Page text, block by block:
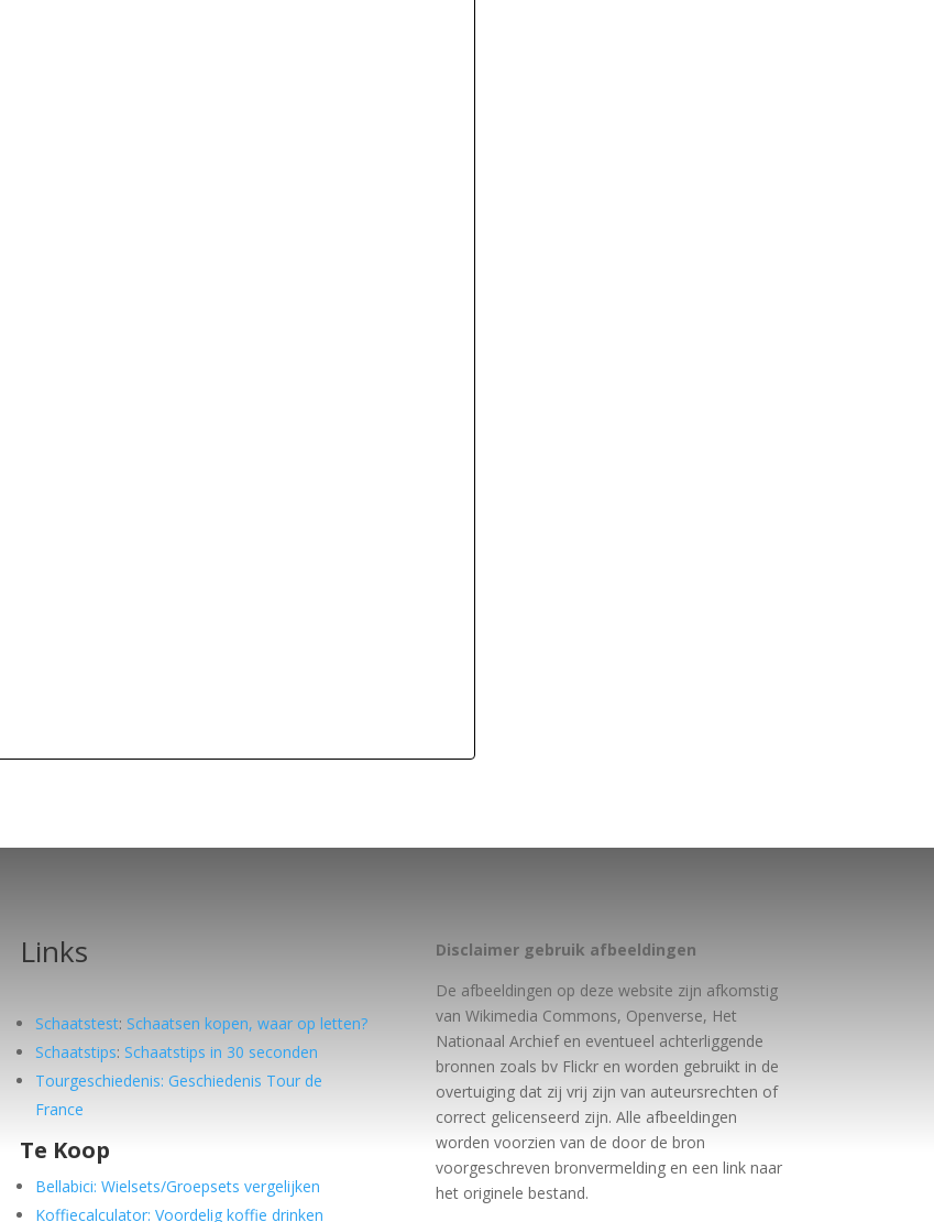
Links
Schaatstest: Schaatsen kopen, waar op letten?
Schaatstips: Schaatstips in 30 seconden
Tourgeschiedenis: Geschiedenis Tour de
France
Te Koop
Bellabici: Wielsets/Groepsets vergelijken
Koffiecalculator: Voordelig koffie drinken
Disclaimer gebruik afbeeldingen
De afbeeldingen op deze website zijn afkomstig
van Wikimedia Commons, Openverse, Het
Nationaal Archief en eventueel achterliggende
bronnen zoals bv Flickr en worden gebruikt in de
overtuiging dat zij vrij zijn van auteursrechten of
correct gelicenseerd zijn. Alle afbeeldingen
worden voorzien van de door de bron
voorgeschreven bronvermelding en een link naar
het originele bestand.